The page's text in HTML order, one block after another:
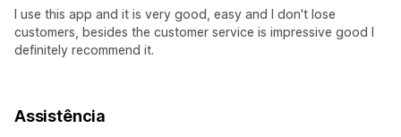
I use this app and it is very good, easy and I don't lose
customers, besides the customer service is impressive good I
definitely recommend it.
Assistência